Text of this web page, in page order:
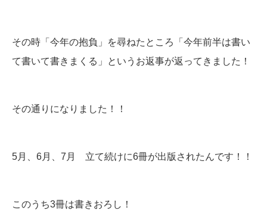
その時「今年の抱負」を尋ねたところ「今年前半は書い
て書いて書きまくる」というお返事が返ってきました！
その通りになりました！！
5月、6月、7月 立て続けに6冊が出版されたんです！！
このうち3冊は書きおろし！